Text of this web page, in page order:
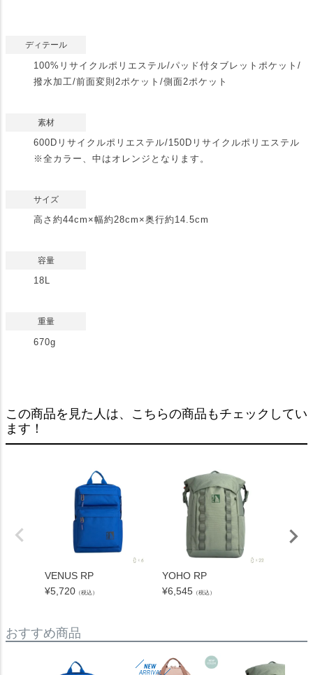
ディテール
100%リサイクルポリエステル/パッド付タブレットポケット/
撥水加工/前面変則2ポケット/側面2ポケット
素材
600Dリサイクルポリエステル/150Dリサイクルポリエステル
※全カラー、中はオレンジとなります。
サイズ
高さ約44cm×幅約28cm×奥行約14.5cm
容量
18L
重量
670g
この商品を見た人は、こちらの商品もチェックしてい
ます！
VENUS RP
¥5,720 （税込）
YOHO RP
¥6,545 （税込）
おすすめ商品